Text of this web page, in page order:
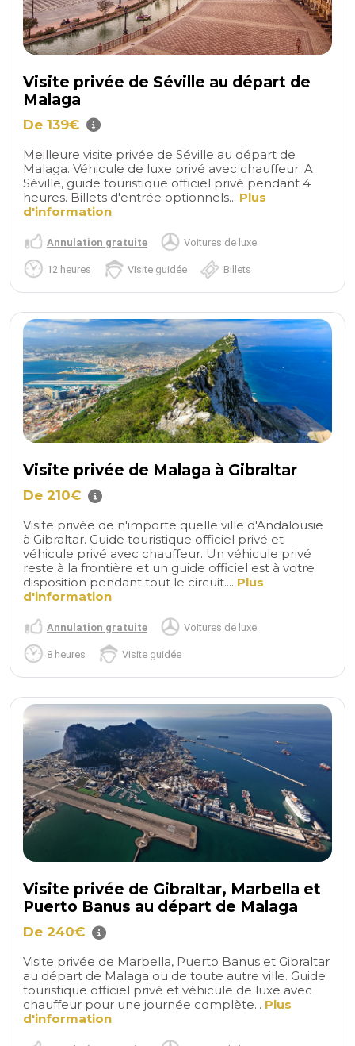
Visite privée de Séville au départ de
Malaga
De 139€
Meilleure visite privée de Séville au départ de
Malaga. Véhicule de luxe privé avec chauffeur. A
Séville, guide touristique officiel privé pendant 4
heures. Billets d'entrée optionnels... Plus
d'information
Annulation gratuite Voitures de luxe
12 heures Visite guidée Billets
Visite privée de Malaga à Gibraltar
De 210€
Visite privée de n'importe quelle ville d'Andalousie
à Gibraltar. Guide touristique officiel privé et
véhicule privé avec chauffeur. Un véhicule privé
reste à la frontière et un guide officiel est à votre
disposition pendant tout le circuit.... Plus
d'information
Annulation gratuite Voitures de luxe
8 heures Visite guidée
Visite privée de Gibraltar, Marbella et
Puerto Banus au départ de Malaga
De 240€
Visite privée de Marbella, Puerto Banus et Gibraltar
au départ de Malaga ou de toute autre ville. Guide
touristique officiel privé et véhicule de luxe avec
chauffeur pour une journée complète... Plus
d'information